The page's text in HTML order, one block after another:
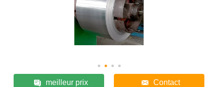
meilleur prix Contact